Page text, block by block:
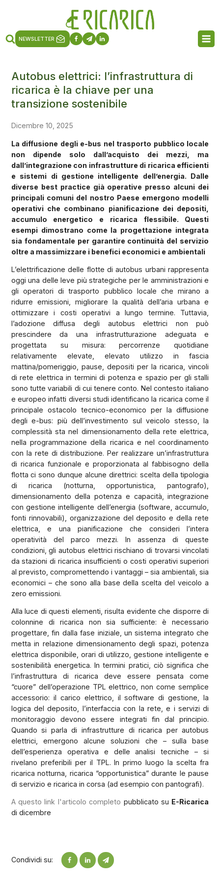
NEWSLETTER
Autobus elettrici: l’infrastruttura di
ricarica è la chiave per una
transizione sostenibile
Dicembre 10, 2025
La diffusione degli e-bus nel trasporto pubblico locale
non dipende solo dall’acquisto dei mezzi, ma
dall’integrazione con infrastrutture di ricarica efficienti
e sistemi di gestione intelligente dell’energia. Dalle
diverse best practice già operative presso alcuni dei
principali comuni del nostro Paese emergono modelli
operativi che combinano pianificazione dei depositi,
accumulo energetico e ricarica flessibile. Questi
esempi dimostrano come la progettazione integrata
sia fondamentale per garantire continuità del servizio
oltre a massimizzare i benefici economici e ambientali
L’elettrificazione delle flotte di autobus urbani rappresenta
oggi una delle leve più strategiche per le amministrazioni e
gli operatori di trasporto pubblico locale che mirano a
ridurre emissioni, migliorare la qualità dell’aria urbana e
ottimizzare i costi operativi a lungo termine. Tuttavia,
l’adozione diffusa degli autobus elettrici non può
prescindere da una infrastrutturazione adeguata e
progettata su misura: percorrenze quotidiane
relativamente elevate, elevato utilizzo in fascia
mattina/pomeriggio, pause, depositi per la ricarica, vincoli
di rete elettrica in termini di potenza e spazio per gli stalli
sono tutte variabili di cui tenere conto. Nel contesto italiano
e europeo infatti diversi studi identificano la ricarica come il
principale ostacolo tecnico-economico per la diffusione
degli e-bus: più dell’investimento sul veicolo stesso, la
complessità sta nel dimensionamento della rete elettrica,
nella programmazione della ricarica e nel coordinamento
con la rete di distribuzione. Per realizzare un’infrastruttura
di ricarica funzionale e proporzionata al fabbisogno della
flotta ci sono dunque alcune direttrici: scelta della tipologia
di ricarica (notturna, opportunistica, pantografo),
dimensionamento della potenza e capacità, integrazione
con gestione intelligente dell’energia (software, accumulo,
fonti rinnovabili), organizzazione del deposito e della rete
elettrica, e una pianificazione che consideri l’intera
operatività del parco mezzi. In assenza di queste
condizioni, gli autobus elettrici rischiano di trovarsi vincolati
da stazioni di ricarica insufficienti o costi operativi superiori
al previsto, compromettendo i vantaggi – sia ambientali, sia
economici – che sono alla base della scelta del veicolo a
zero emissioni.
Alla luce di questi elementi, risulta evidente che disporre di
colonnine di ricarica non sia sufficiente: è necessario
progettare, fin dalla fase iniziale, un sistema integrato che
metta in relazione dimensionamento degli spazi, potenza
elettrica disponibile, orari di utilizzo, gestione intelligente e
sostenibilità energetica. In termini pratici, ciò significa che
l’infrastruttura di ricarica deve essere pensata come
“cuore” dell’operazione TPL elettrico, non come semplice
accessorio: il carico elettrico, il software di gestione, la
logica del deposito, l’interfaccia con la rete, e i servizi di
monitoraggio devono essere integrati fin dal principio.
Quando si parla di infrastrutture di ricarica per autobus
elettrici, emergono alcune soluzioni che – sulla base
dell’esperienza operativa e delle analisi tecniche – si
rivelano preferibili per il TPL. In primo luogo la scelta fra
ricarica notturna, ricarica “opportunistica” durante le pause
di servizio e ricarica in corsa (ad esempio con pantografi).
A questo link l'articolo completo pubblicato su E-Ricarica
di dicembre
Condividi su: